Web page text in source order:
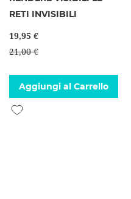
RETI INVISIBILI
19,95 €
21,00 €
Aggiungi al Carrello
Aggiungi alla lista desideri